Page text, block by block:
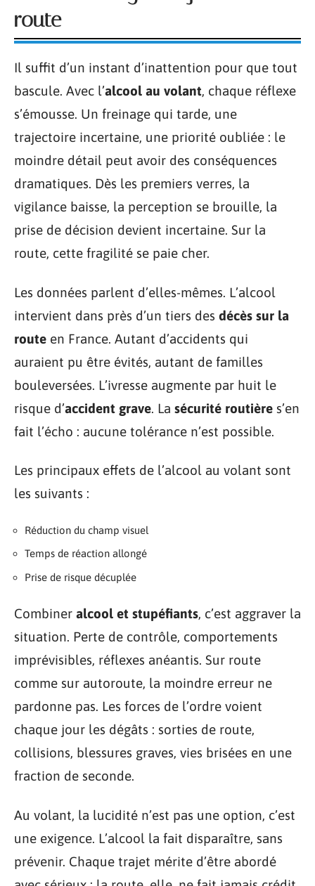
route
Il suffit d’un instant d’inattention pour que tout
bascule. Avec l’alcool au volant, chaque réflexe
s’émousse. Un freinage qui tarde, une
trajectoire incertaine, une priorité oubliée : le
moindre détail peut avoir des conséquences
dramatiques. Dès les premiers verres, la
vigilance baisse, la perception se brouille, la
prise de décision devient incertaine. Sur la
route, cette fragilité se paie cher.
Les données parlent d’elles-mêmes. L’alcool
intervient dans près d’un tiers des décès sur la
route en France. Autant d’accidents qui
auraient pu être évités, autant de familles
bouleversées. L’ivresse augmente par huit le
risque d’accident grave. La sécurité routière s’en
fait l’écho : aucune tolérance n’est possible.
Les principaux effets de l’alcool au volant sont
les suivants :
Réduction du champ visuel
Temps de réaction allongé
Prise de risque décuplée
Combiner alcool et stupéfiants, c’est aggraver la
situation. Perte de contrôle, comportements
imprévisibles, réflexes anéantis. Sur route
comme sur autoroute, la moindre erreur ne
pardonne pas. Les forces de l’ordre voient
chaque jour les dégâts : sorties de route,
collisions, blessures graves, vies brisées en une
fraction de seconde.
Au volant, la lucidité n’est pas une option, c’est
une exigence. L’alcool la fait disparaître, sans
prévenir. Chaque trajet mérite d’être abordé